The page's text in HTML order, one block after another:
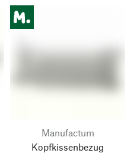
Manufactum
Kopfkissenbezug